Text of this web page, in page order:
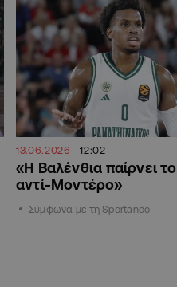
13.06.2026 12:02
«Η Βαλένθια παίρνει
αντί-Μοντέρο»
Σύμφωνα με τη Sportando